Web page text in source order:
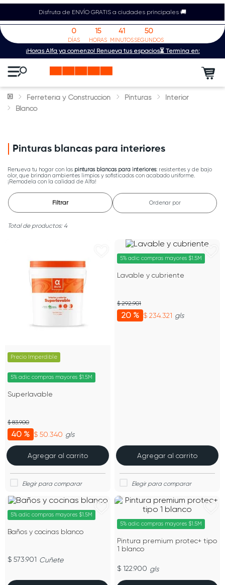
Disfruta de ENVÍO GRATIS a ciudades principales 🚚
¡Horas Alfa ya comenzó! Renueva tus espacios⏳ Termina en:
0
DÍAS
15
HORAS
41
MINUTOS
50
SEGUNDOS
Ferretería y Construcción Pinturas
Interior
Blanco
Pinturas blancas para interiores
Renueva tu hogar con las pinturas blancas para interiores: resistentes y de bajo
olor, que brindan ambientes limpios y sofisticados con acabado uniforme.
¡Remodela con la calidad de Alfa!
Filtrar Ordenar por
4
Precio Imperdible
5% adic compras mayores $1.5M
Superlavable
40 % $ 50.340
$ 83.900
gls
Agregar al carrito
5% adic compras mayores $1.5M
Lavable y cubriente
20 % $ 234.321
$ 292.901
gls
Agregar al carrito
5% adic compras mayores $1.5M
Baños y cocinas blanco
$ 573.901 Cuñete
5% adic compras mayores $1.5M
Pintura premium protec+ tipo
1 blanco
$ 122.900 gls